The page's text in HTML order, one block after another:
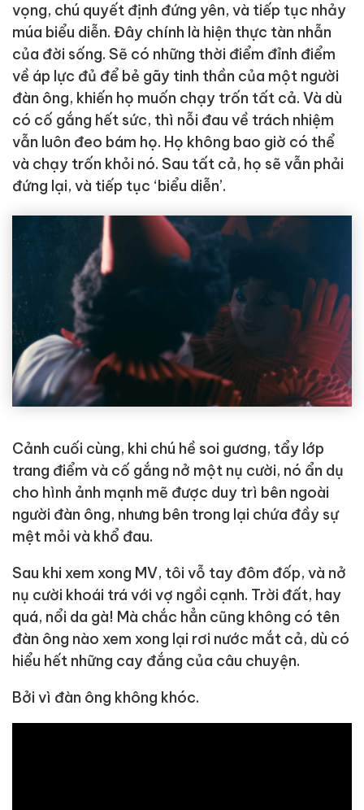
vọng, chú quyết định đứng yên, và tiếp tục nhảy
múa biểu diễn. Đây chính là hiện thực tàn nhẫn
của đời sống. Sẽ có những thời điểm đỉnh điểm
về áp lực đủ để bẻ gãy tinh thần của một người
đàn ông, khiến họ muốn chạy trốn tất cả. Và dù
có cố gắng hết sức, thì nỗi đau về trách nhiệm
vẫn luôn đeo bám họ. Họ không bao giờ có thể
và chạy trốn khỏi nó. Sau tất cả, họ sẽ vẫn phải
đứng lại, và tiếp tục ‘biểu diễn’.
Cảnh cuối cùng, khi chú hề soi gương, tẩy lớp
trang điểm và cố gắng nở một nụ cười, nó ẩn dụ
cho hình ảnh mạnh mẽ được duy trì bên ngoài
người đàn ông, nhưng bên trong lại chứa đầy sự
mệt mỏi và khổ đau.
Sau khi xem xong MV, tôi vỗ tay đôm đốp, và nở
nụ cười khoái trá với vợ ngồi cạnh. Trời đất, hay
quá, nổi da gà! Mà chắc hẳn cũng không có tên
đàn ông nào xem xong lại rơi nước mắt cả, dù có
hiểu hết những cay đắng của câu chuyện.
Bởi vì đàn ông không khóc.